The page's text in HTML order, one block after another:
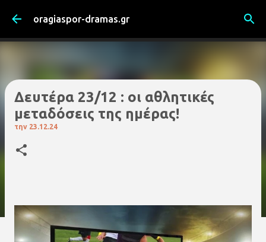
Μετάβαση στο κύριο περιεχόμενο
oragiaspor-dramas.gr
Δευτέρα 23/12 : οι αθλητικές
μεταδόσεις της ημέρας!
την 23.12.24